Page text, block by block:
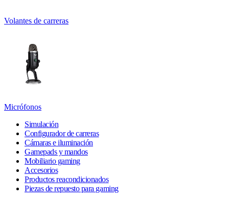
Volantes de carreras
Micrófonos
Simulación
Configurador de carreras
Cámaras e iluminación
Gamepads y mandos
Mobiliario gaming
Accesorios
Productos reacondicionados
Piezas de repuesto para gaming